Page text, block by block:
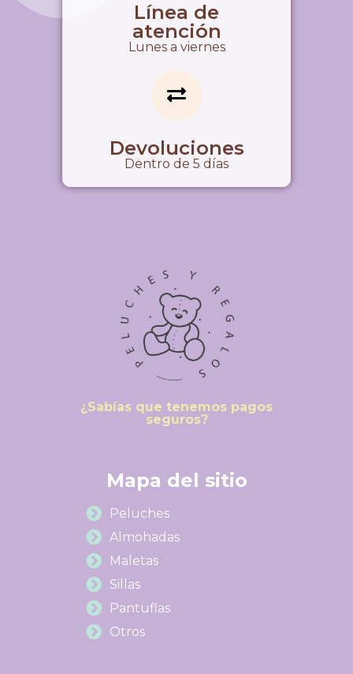
Línea de
atención
Lunes a viernes
Devoluciones
Dentro de 5 días
¿Sabías que tenemos pagos
seguros?
Mapa del sitio
Peluches
Almohadas
Maletas
Sillas
Pantuflas
Otros